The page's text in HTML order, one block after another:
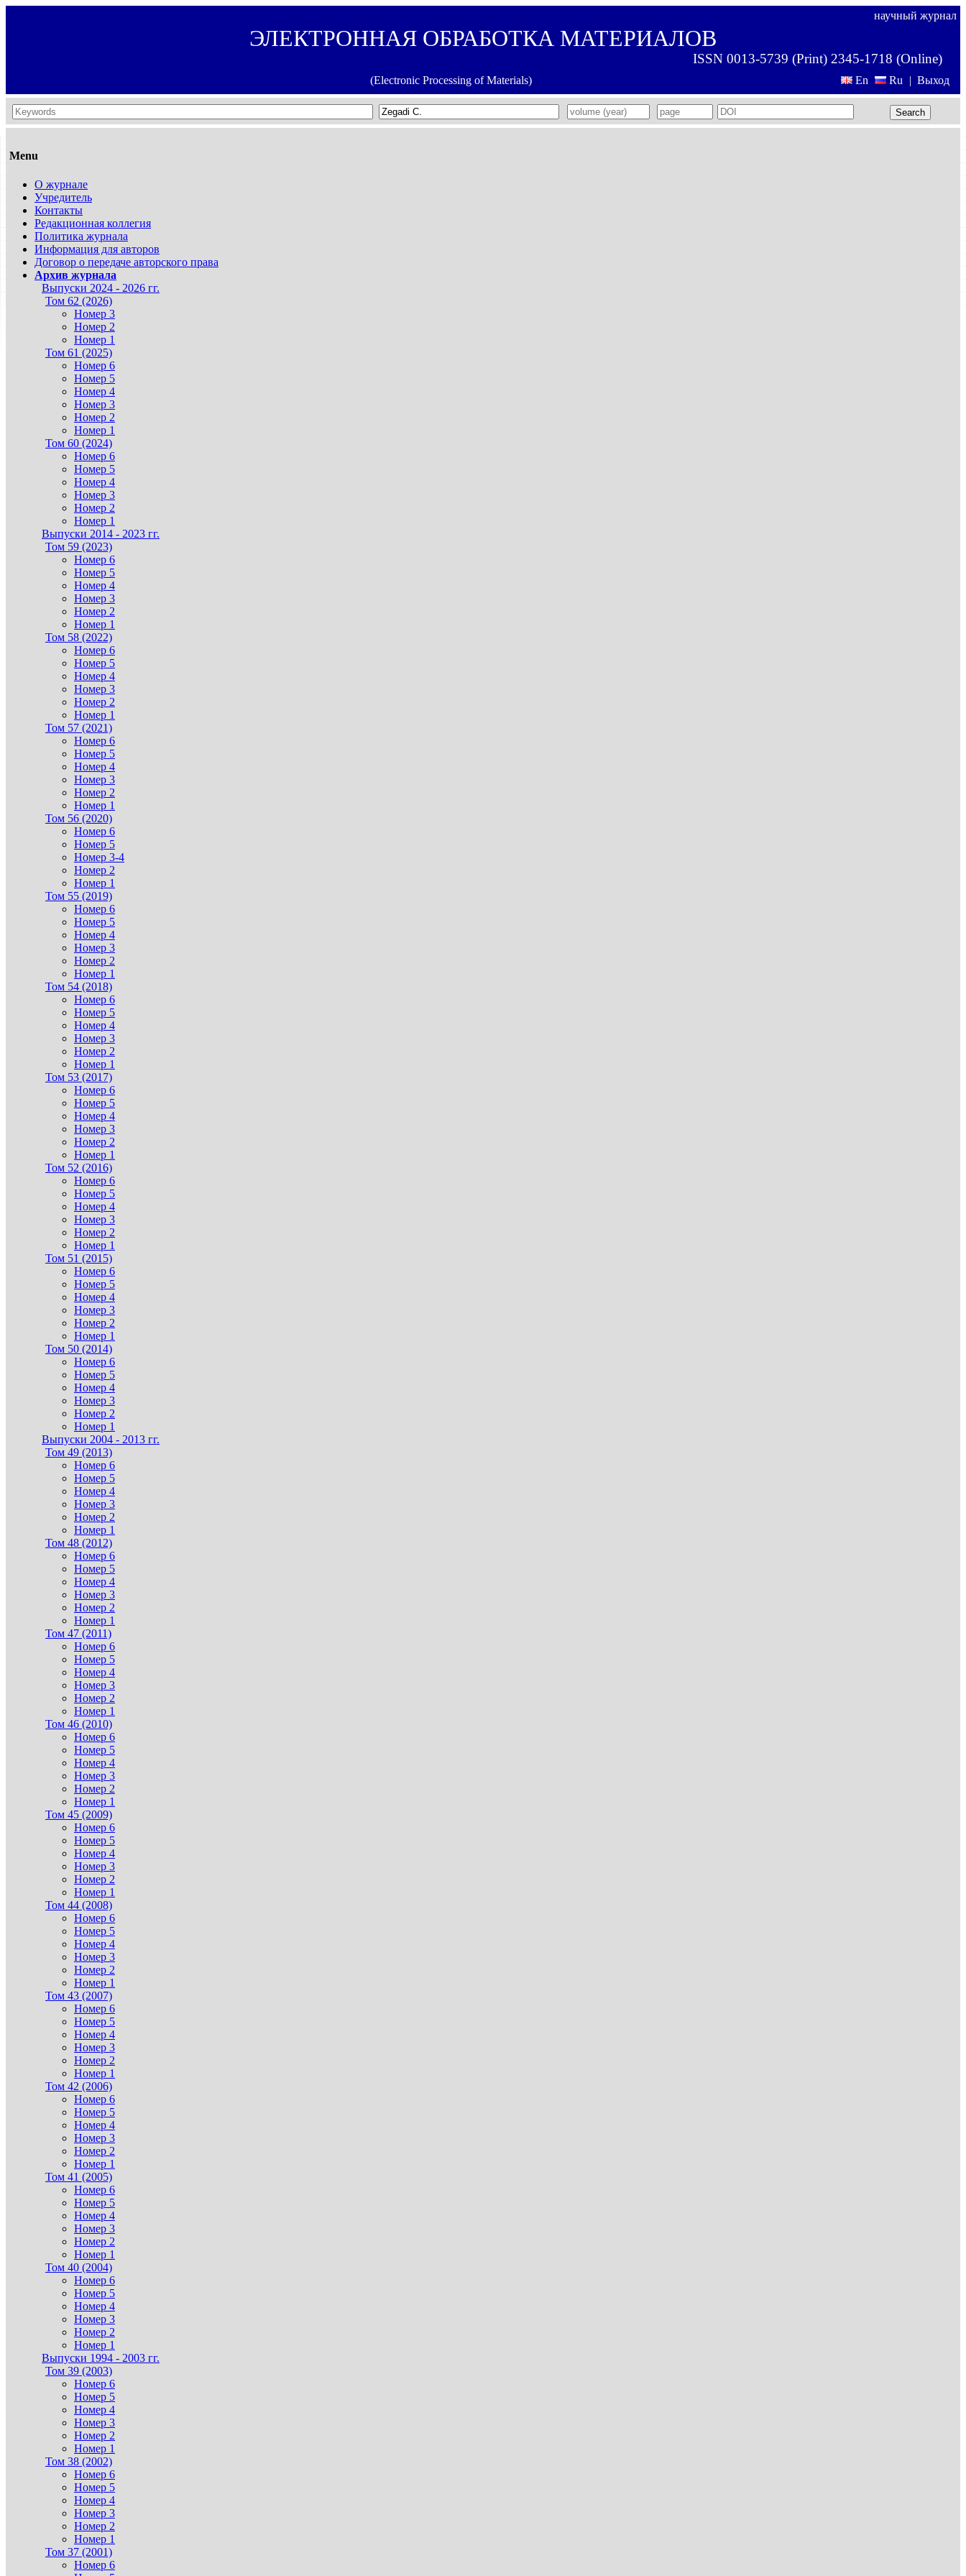
научный журнал
ЭЛЕКТРОННАЯ ОБРАБОТКА МАТЕРИАЛОВ
ISSN 0013-5739 (Print) 2345-1718 (Online)
(Electronic Processing of Materials) Выход
En Ru |
Search
Menu
О журнале
Учредитель
Контакты
Редакционная коллегия
Политика журнала
Информация для авторов
Договор о передаче авторского права
Архив журнала
Выпуски 2024 - 2026 гг.
Том 62 (2026)
Номер 3
Номер 2
Номер 1
Том 61 (2025)
Номер 6
Номер 5
Номер 4
Номер 3
Номер 2
Номер 1
Том 60 (2024)
Номер 6
Номер 5
Номер 4
Номер 3
Номер 2
Номер 1
Выпуски 2014 - 2023 гг.
Том 59 (2023)
Номер 6
Номер 5
Номер 4
Номер 3
Номер 2
Номер 1
Том 58 (2022)
Номер 6
Номер 5
Номер 4
Номер 3
Номер 2
Номер 1
Том 57 (2021)
Номер 6
Номер 5
Номер 4
Номер 3
Номер 2
Номер 1
Том 56 (2020)
Номер 6
Номер 5
Номер 3-4
Номер 2
Номер 1
Том 55 (2019)
Номер 6
Номер 5
Номер 4
Номер 3
Номер 2
Номер 1
Том 54 (2018)
Номер 6
Номер 5
Номер 4
Номер 3
Номер 2
Номер 1
Том 53 (2017)
Номер 6
Номер 5
Номер 4
Номер 3
Номер 2
Номер 1
Том 52 (2016)
Номер 6
Номер 5
Номер 4
Номер 3
Номер 2
Номер 1
Том 51 (2015)
Номер 6
Номер 5
Номер 4
Номер 3
Номер 2
Номер 1
Том 50 (2014)
Номер 6
Номер 5
Номер 4
Номер 3
Номер 2
Номер 1
Выпуски 2004 - 2013 гг.
Том 49 (2013)
Номер 6
Номер 5
Номер 4
Номер 3
Номер 2
Номер 1
Том 48 (2012)
Номер 6
Номер 5
Номер 4
Номер 3
Номер 2
Номер 1
Том 47 (2011)
Номер 6
Номер 5
Номер 4
Номер 3
Номер 2
Номер 1
Том 46 (2010)
Номер 6
Номер 5
Номер 4
Номер 3
Номер 2
Номер 1
Том 45 (2009)
Номер 6
Номер 5
Номер 4
Номер 3
Номер 2
Номер 1
Том 44 (2008)
Номер 6
Номер 5
Номер 4
Номер 3
Номер 2
Номер 1
Том 43 (2007)
Номер 6
Номер 5
Номер 4
Номер 3
Номер 2
Номер 1
Том 42 (2006)
Номер 6
Номер 5
Номер 4
Номер 3
Номер 2
Номер 1
Том 41 (2005)
Номер 6
Номер 5
Номер 4
Номер 3
Номер 2
Номер 1
Том 40 (2004)
Номер 6
Номер 5
Номер 4
Номер 3
Номер 2
Номер 1
Выпуски 1994 - 2003 гг.
Том 39 (2003)
Номер 6
Номер 5
Номер 4
Номер 3
Номер 2
Номер 1
Том 38 (2002)
Номер 6
Номер 5
Номер 4
Номер 3
Номер 2
Номер 1
Том 37 (2001)
Номер 6